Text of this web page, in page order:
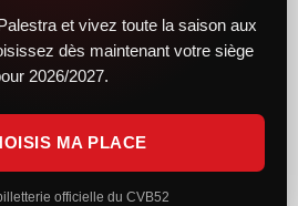
et vivez toute la saison aux
dès maintenant votre siège
2026/2027.
MA PLACE
officielle du CVB52